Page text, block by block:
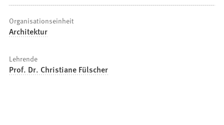
Organisationseinheit
Architektur
Lehrende
Prof. Dr. Christiane Fülscher